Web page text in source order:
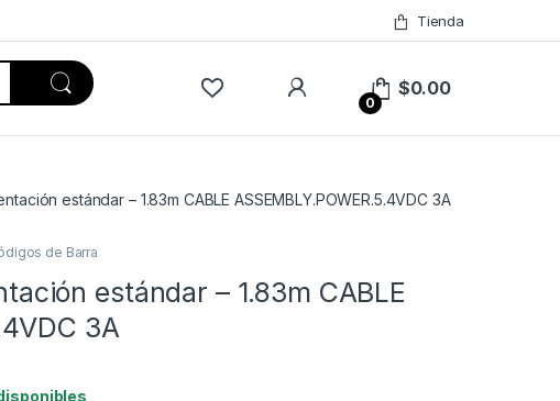
Tienda
0
$0.00
estándar – 1.83m CABLE ASSEMBLY.POWER.5.4VDC 3A
de Barra
estándar – 1.83m CABLE
3A